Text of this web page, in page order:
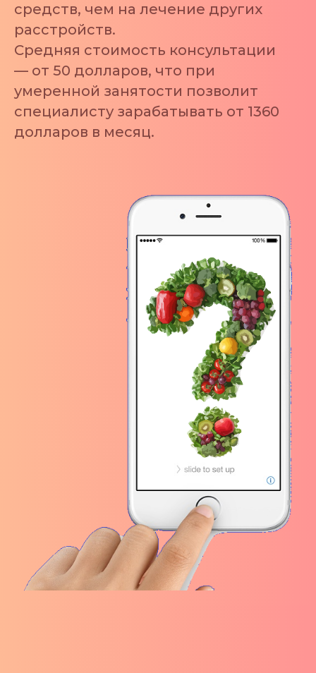
средств, чем на лечение других
расстройств.
Средняя стоимость консультации
— от 50 долларов, что при
умеренной занятости позволит
специалисту зарабатывать от 1360
долларов в месяц.